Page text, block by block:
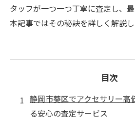
タッフが一つ一つ丁寧に査定し、最
本記事ではその秘訣を詳しく解説し
目次
静岡市葵区でアクセサリー高
る安心の査定サービス